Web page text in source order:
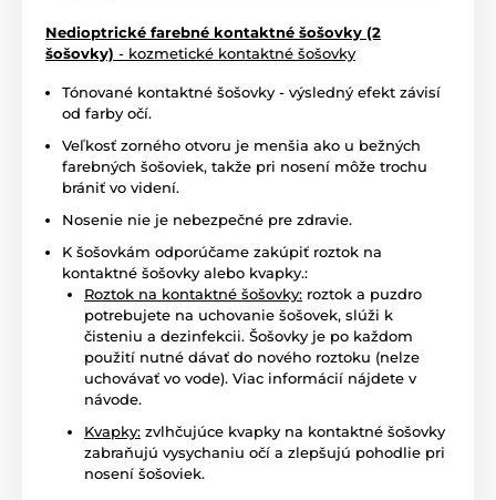
Nedioptrické farebné kontaktné šošovky (2
šošovky) - kozmetické kontaktné šošovky
Tónované kontaktné šošovky - výsledný efekt závisí
od farby očí.
Veľkosť zorného otvoru je menšia ako u bežných
farebných šošoviek, takže pri nosení môže trochu
brániť vo videní.
Nosenie nie je nebezpečné pre zdravie.
K šošovkám odporúčame zakúpiť roztok na
kontaktné šošovky alebo kvapky.:
Roztok na kontaktné šošovky: roztok a puzdro
potrebujete na uchovanie šošovek, slúži k
čisteniu a dezinfekcii. Šošovky je po každom
použití nutné dávať do nového roztoku (nelze
uchovávať vo vode). Viac informácií nájdete v
návode.
Kvapky: zvlhčujúce kvapky na kontaktné šošovky
zabraňujú vysychaniu očí a zlepšujú pohodlie pri
nosení šošoviek.